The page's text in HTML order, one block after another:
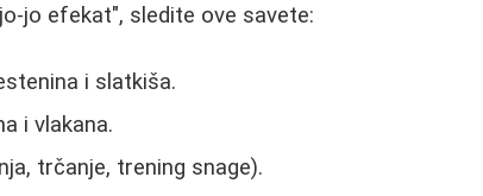
jo efekat", sledite ove savete:
i slatkiša.
i vlakana.
trčanje, trening snage).